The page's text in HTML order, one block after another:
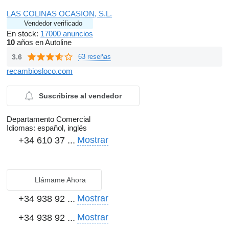
LAS COLINAS OCASION, S.L.
Vendedor verificado
En stock: 17000 anuncios
10 años en Autoline
3.6 63 reseñas
recambiosloco.com
Suscribirse al vendedor
Departamento Comercial
Idiomas: español, inglés
+34 610 37 ... Mostrar
Llámame Ahora
+34 938 92 ... Mostrar
+34 938 92 ... Mostrar